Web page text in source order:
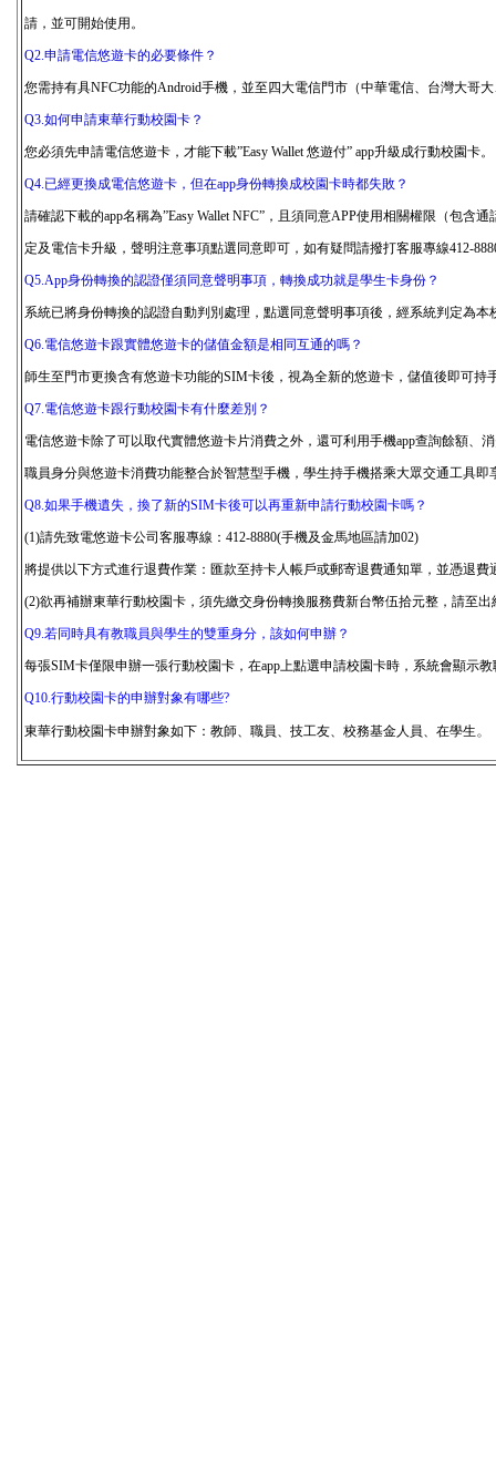
請，並可開始使用。
Q2.申請電信悠遊卡的必要條件？
您需持有具NFC功能的Android手機，並至四大電信門市（中華電信、台灣大哥
Q3.如何申請東華行動校園卡？
您必須先申請電信悠遊卡，才能下載”Easy Wallet 悠遊付” app升級成行動校園卡。
Q4.已經更換成電信悠遊卡，但在app身份轉換成校園卡時都失敗？
請確認下載的app名稱為”Easy Wallet NFC”，且須同意APP使用相關權限（包
定及電信卡升級，聲明注意事項點選同意即可，如有疑問請撥打客服專線412-
Q5.App身份轉換的認證僅須同意聲明事項，轉換成功就是學生卡身份？
系統已將身份轉換的認證自動判別處理，點選同意聲明事項後，經系統判定為本
Q6.電信悠遊卡跟實體悠遊卡的儲值金額是相同互通的嗎？
師生至門市更換含有悠遊卡功能的SIM卡後，視為全新的悠遊卡，儲值後即可持
Q7.電信悠遊卡跟行動校園卡有什麼差別？
電信悠遊卡除了可以取代實體悠遊卡片消費之外，還可利用手機app查詢餘額、
職員身分與悠遊卡消費功能整合於智慧型手機，學生持手機搭乘大眾交通工具即
Q8. 如果手機遺失，換了新的SIM卡後可以再重新申請行動校園卡嗎？
(1)請先致電悠遊卡公司客服專線：412-8880(手機及金馬地區請加02)
將提供以下方式進行退費作業：匯款至持卡人帳戶或郵寄退費通知單，並憑退
(2)欲再補辦東華行動校園卡，須先繳交身份轉換服務費新台幣伍拾元整，請至
Q9. 若同時具有教職員與學生的雙重身分，該如何申辦？
每張SIM卡僅限申辦一張行動校園卡，在app上點選申請校園卡時，系統會顯示
Q10.行動校園卡的申辦對象有哪些?
東華行動校園卡申辦對象如下：教師、職員、技工友、校務基金人員、在學生 。